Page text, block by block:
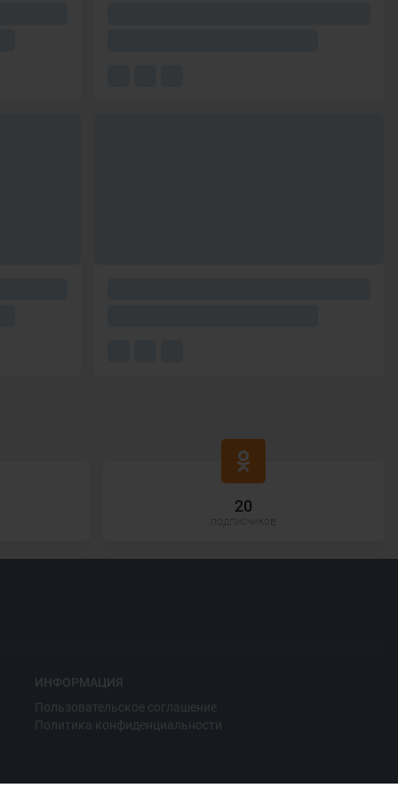
20
ИНФОРМАЦИЯ
Пользовательское соглашение
Политика конфиденциальности